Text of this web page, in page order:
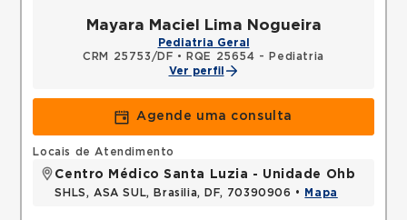
Mayara Maciel Lima Nogueira
Pediatria Geral
CRM 25753/DF •
RQE 25654 - Pediatria
Ver perfil
Agende uma consulta
Locais de Atendimento
Centro Médico Santa Luzia - Unidade Ohb
SHLS, ASA SUL, Brasilia, DF, 70390906 • Mapa